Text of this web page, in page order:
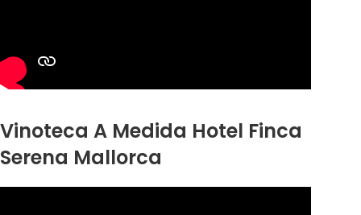
Vinoteca A Medida Hotel Finca
Serena Mallorca